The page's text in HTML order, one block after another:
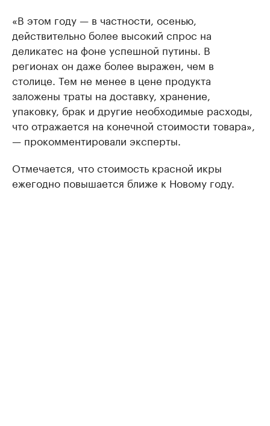
«В этом году — в частности, осенью,
действительно более высокий спрос на
деликатес на фоне успешной путины. В
регионах он даже более выражен, чем в
столице. Тем не менее в цене продукта
заложены траты на доставку, хранение,
упаковку, брак и другие необходимые расходы,
что отражается на конечной стоимости товара»,
— прокомментировали эксперты.
Отмечается, что стоимость красной икры
ежегодно повышается ближе к Новому году.